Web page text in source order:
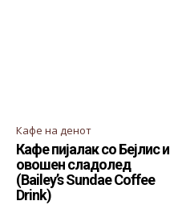
Кафе на денот
Кафе пијалак со Бејлис и
овошен сладолед
(Bailey’s Sundae Coffee
Drink)